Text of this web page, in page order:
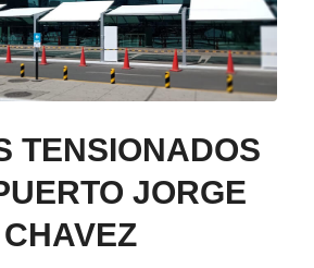
TENSIONADOS
JORGE
CHAVEZ